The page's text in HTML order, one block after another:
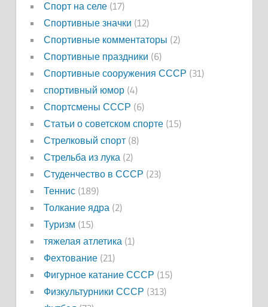
Спорт на селе(17)
Спортивные значки (12)
Спортивные комментаторы (2)
Спортивные праздники (6)
Спортивные сооружения СССР (31)
спортивный юмор(4)
Спортсмены СССР (6)
Статьи о советском спорте(15)
Стрелковый спорт(8)
Стрельба из лука(2)
Студенчество в СССР (23)
Теннис(189)
Толкание ядра(2)
Туризм (15)
тяжелая атлетика(1)
Фехтование(21)
Фигурное катание СССР (15)
Физкультурники СССР (313)